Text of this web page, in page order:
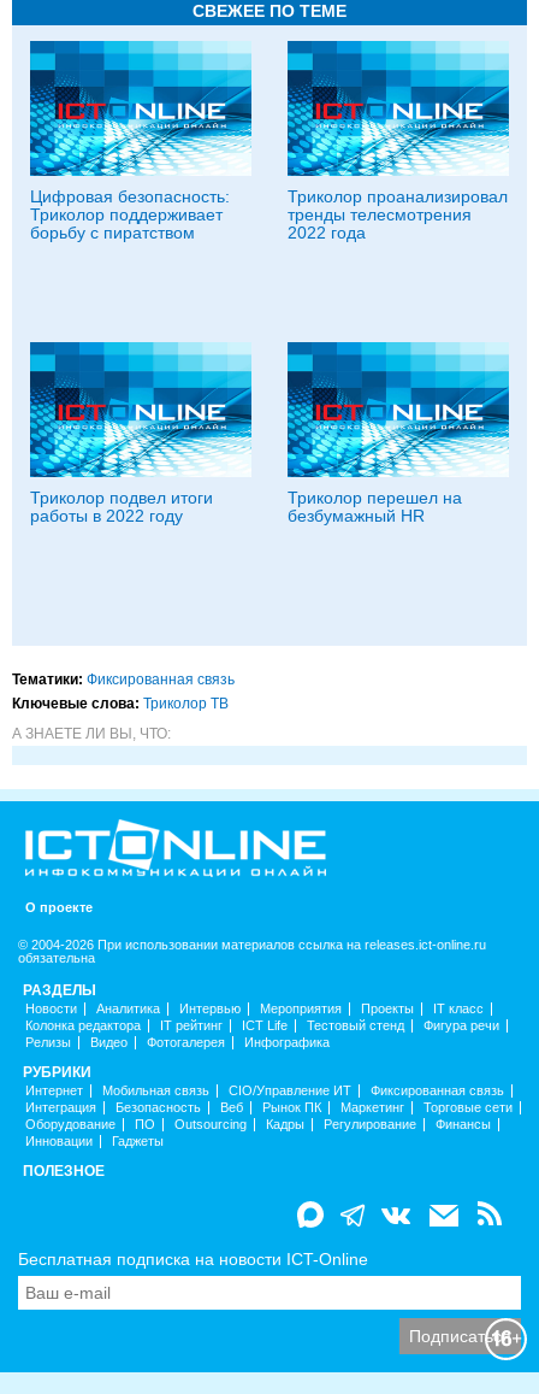
СВЕЖЕЕ ПО ТЕМЕ
Цифровая безопасность:
Триколор поддерживает
борьбу с пиратством
Триколор проанализировал
тренды телесмотрения
2022 года
Триколор подвел итоги
работы в 2022 году
Триколор перешел на
безбумажный HR
Тематики: Фиксированная связь
Ключевые слова: Триколор ТВ
А ЗНАЕТЕ ЛИ ВЫ, ЧТО:
О проекте
© 2004-2026 При использовании материалов ссылка на releases.ict-online.ru
обязательна
РАЗДЕЛЫ
Новости Аналитика Интервью Мероприятия Проекты
IT класс
Колонка редактора
IT рейтинг ICT Life Тестовый стенд
Фигура речи
Релизы
Видео Фотогалерея Инфографика
РУБРИКИ
Интернет Мобильная связь CIO/Управление ИТ
Фиксированная связь
Интеграция
Безопасность Веб Рынок ПК Маркетинг
Торговые сети
Оборудование
ПО Outsourcing Кадры Регулирование
Финансы
Инновации
Гаджеты
ПОЛЕЗНОЕ
Бесплатная подписка на новости ICT-Online